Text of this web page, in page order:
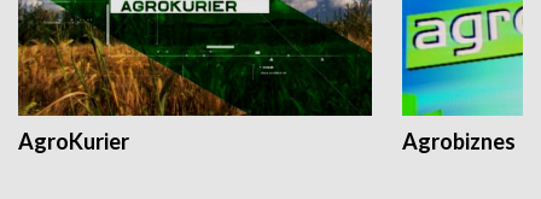
AgroKurier Agrobiznes